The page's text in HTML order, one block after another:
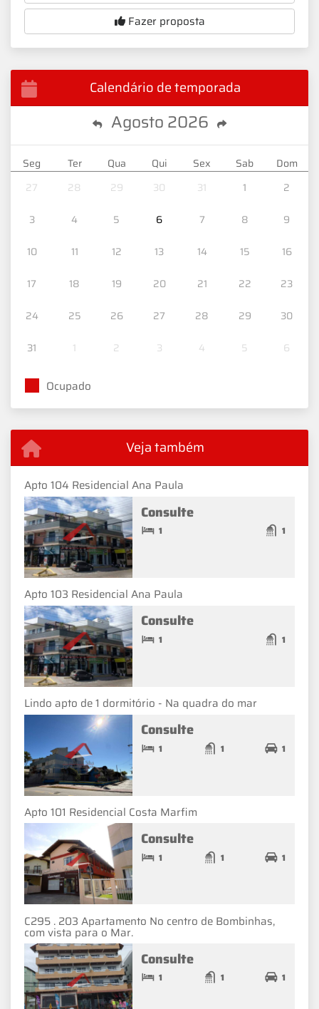
Fazer proposta
Calendário de temporada
Agosto2026
Seg Ter Qua Qui Sex Sab
Dom
27
28 29 30 31 1 2
3 4 5 6 7 8 9
10 11 12 13 14 15 16
17 18 19 20 21 22 23
24 25 26 27 28 29 30
31 1 2 3 4 5 6
Ocupado
Veja também
Apto 104 Residencial Ana Paula
Consulte
1 1
Apto 103 Residencial Ana Paula
Consulte
1 1
Lindo apto de 1 dormitório - Na quadra do mar
Consulte
1 1 1
Apto 101 Residencial Costa Marfim
Consulte
1 1 1
C295 . 203 Apartamento No centro de Bombinhas,
com vista para o Mar.
Consulte
1 1 1